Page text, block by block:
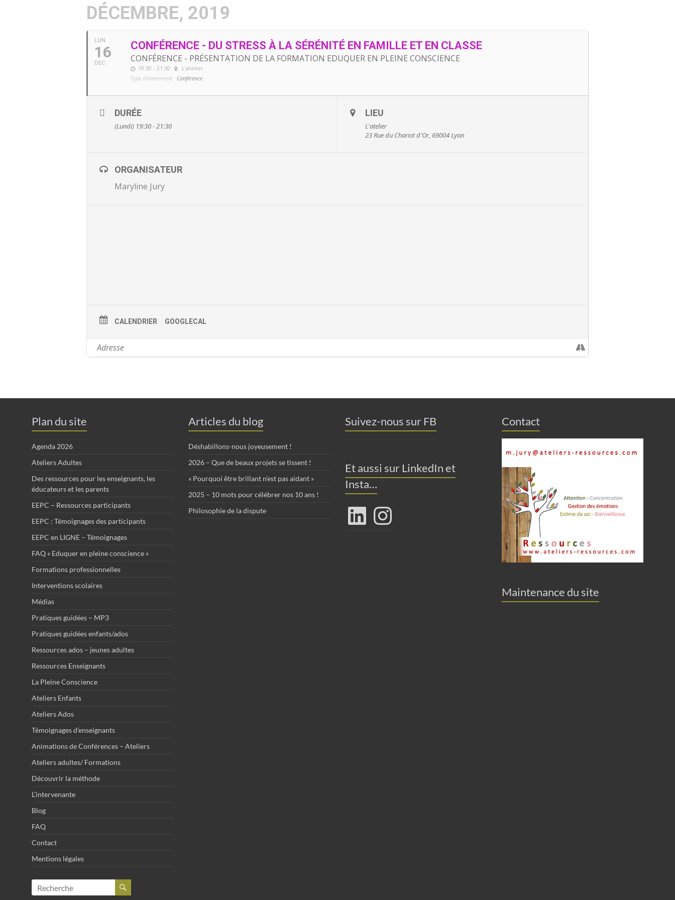
DÉCEMBRE, 2019
LUN
16
DEC
CONFÉRENCE - DU STRESS À LA SÉRÉNITÉ EN FAMILLE ET EN CLASSE
CONFÉRENCE - PRÉSENTATION DE LA FORMATION EDUQUER EN PLEINE CONSCIENCE
19:30 - 21:30
L'atelier
Type d'événement: Conférence
DURÉE
(Lundi) 19:30 - 21:30
LIEU
L'atelier
23 Rue du Chariot d'Or, 69004 Lyon
ORGANISATEUR
Maryline Jury
CALENDRIER GOOGLECAL
Plan du site
Agenda 2026
Ateliers Adultes
Des ressources pour les enseignants, les
éducateurs et les parents
EEPC – Ressources participants
EEPC : Témoignages des participants
EEPC en LIGNE – Témoignages
FAQ « Eduquer en pleine conscience »
Formations professionnelles
Interventions scolaires
Médias
Pratiques guidées – MP3
Pratiques guidées enfants/ados
Ressources ados – jeunes adultes
Ressources Enseignants
La Pleine Conscience
Ateliers Enfants
Ateliers Ados
Témoignages d’enseignants
Animations de Conférences – Ateliers
Ateliers adultes/ Formations
Découvrir la méthode
L’intervenante
Blog
FAQ
Contact
Mentions légales
Articles du blog
Déshabillons-nous joyeusement !
2026 – Que de beaux projets se tissent !
« Pourquoi être brillant n’est pas aidant »
2025 – 10 mots pour célébrer nos 10 ans !
Philosophie de la dispute
Suivez-nous sur FB
Et aussi sur LinkedIn et
Insta…
LinkedIn Instagram
Contact
Maintenance du site